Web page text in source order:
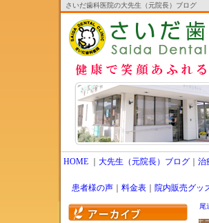
さいだ歯科医院の大先生（元院長）ブログ
HOME｜ 大先生（元院長）ブログ｜ 治
患者様の声｜ 料金表｜ 院内販売グッ
尾